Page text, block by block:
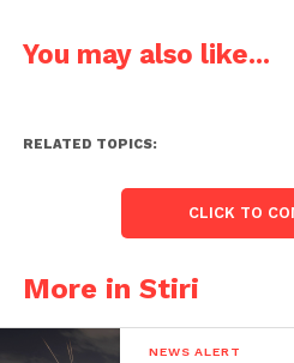
You may also like...
RELATED TOPICS:
CLICK TO
More in Stiri
NEWS ALERT